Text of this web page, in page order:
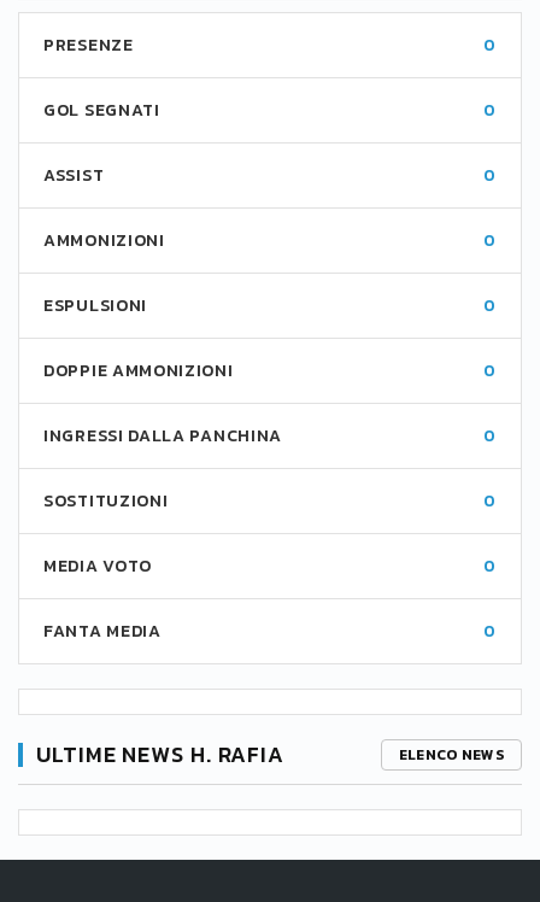
PRESENZE 0
GOL SEGNATI 0
ASSIST 0
AMMONIZIONI 0
ESPULSIONI 0
DOPPIE AMMONIZIONI 0
INGRESSI DALLA PANCHINA 0
SOSTITUZIONI 0
MEDIA VOTO 0
FANTA MEDIA 0
ULTIME NEWS H. RAFIA ELENCO NEWS